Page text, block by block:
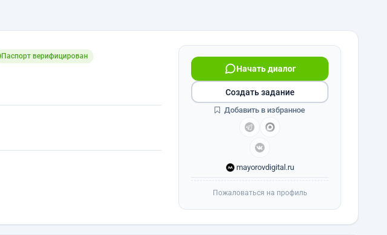
Паспорт верифицирован
Начать диалог
mayorovdigital.ru
Создать задание
Добавить в избранное
Пожаловаться на профиль